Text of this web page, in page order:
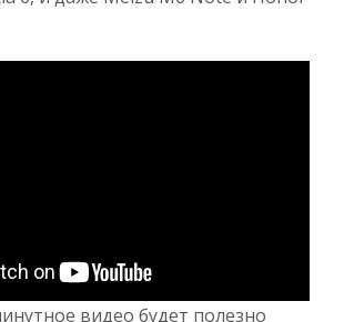
видео будет полезно